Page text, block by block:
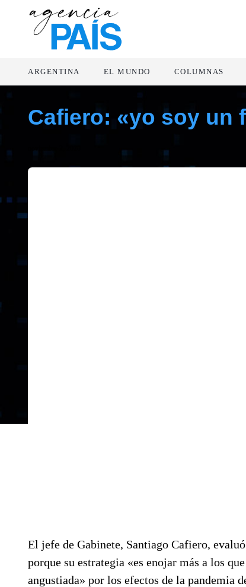
ARGENTINA EL MUNDO COLUMNAS
Cafiero: «yo soy un
El jefe de Gabinete, Santiago Cafiero,
porque su estrategia «es enojar más a los
angustiada» por los efectos de la pandemia